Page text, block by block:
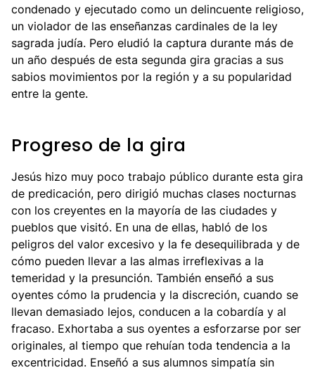
condenado y ejecutado como un delincuente religioso,
un violador de las enseñanzas cardinales de la ley
sagrada judía. Pero eludió la captura durante más de
un año después de esta segunda gira gracias a sus
sabios movimientos por la región y a su popularidad
entre la gente.
Progreso de la gira
Jesús hizo muy poco trabajo público durante esta gira
de predicación, pero dirigió muchas clases nocturnas
con los creyentes en la mayoría de las ciudades y
pueblos que visitó. En una de ellas, habló de los
peligros del valor excesivo y la fe desequilibrada y de
cómo pueden llevar a las almas irreflexivas a la
temeridad y la presunción. También enseñó a sus
oyentes cómo la prudencia y la discreción, cuando se
llevan demasiado lejos, conducen a la cobardía y al
fracaso. Exhortaba a sus oyentes a esforzarse por ser
originales, al tiempo que rehuían toda tendencia a la
excentricidad. Enseñó a sus alumnos simpatía sin